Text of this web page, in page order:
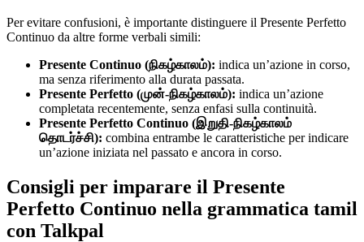
Per evitare confusioni, è importante distinguere il Presente Perfetto
Continuo da altre forme verbali simili:
Presente Continuo (நிகழ்காலம்): indica un’azione in corso,
ma senza riferimento alla durata passata.
Presente Perfetto (முன்-நிகழ்காலம்): indica un’azione
completata recentemente, senza enfasi sulla continuità.
Presente Perfetto Continuo (இறுதி-நிகழ்காலம்
தொடர்ச்சி): combina entrambe le caratteristiche per indicare
un’azione iniziata nel passato e ancora in corso.
Consigli per imparare il Presente
Perfetto Continuo nella grammatica tamil
con Talkpal